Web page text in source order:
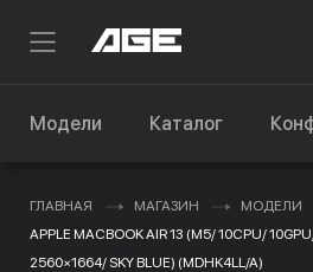
Модели Каталог
ГЛАВНАЯ МАГАЗИН МОДЕЛИ
APPLE MACBOOK AIR 13 (M5/ 10CPU/
2560×1664/ SKY BLUE) (MDHK4LL/A)